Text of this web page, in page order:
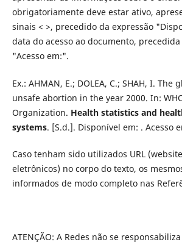
obrigatoriamente deve estar ativo,
sinais < >, precedido da expressão
data do acesso ao documento,
"Acesso em:".
Ex.: AHMAN, E.; DOLEA, C.; SHAH, I.
unsafe abortion in the year 2000. In:
Organization. Health statistics and
systems. [S.d.]. Disponível em: . Acesso
Caso tenham sido utilizados URL
eletrônicos) no corpo do texto, os
informados de modo completo nas
ATENÇÃO: A Redes não se